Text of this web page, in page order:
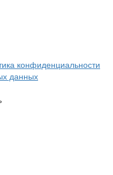
конфиденциальности
данных